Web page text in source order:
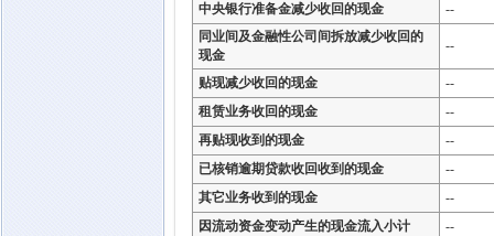
中央银行准备金减少收回的现金
--
同业间及金融性公司间拆放减少收回的
现金
--
贴现减少收回的现金
--
租赁业务收回的现金
--
再贴现收到的现金
--
已核销逾期贷款收回收到的现金
--
其它业务收到的现金
--
因流动资金变动产生的现金流入小计
--